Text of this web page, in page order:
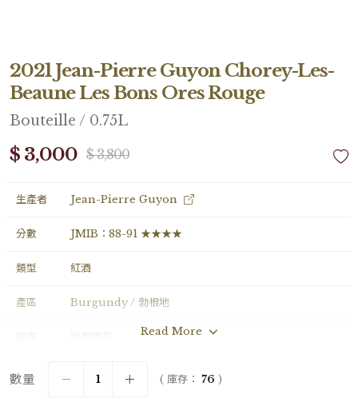
2021 Jean-Pierre Guyon Chorey-Les-
Beaune Les Bons Ores Rouge
Bouteille / 0.75L
$ 3,000 $ 3,800
生產者 Jean-Pierre Guyon
分數 JMIB：88-91 ★★★★
類型 紅酒
產區 Burgundy / 勃根地
國家 所有國家
年份
Read More
數量 ( 庫存： 76 )